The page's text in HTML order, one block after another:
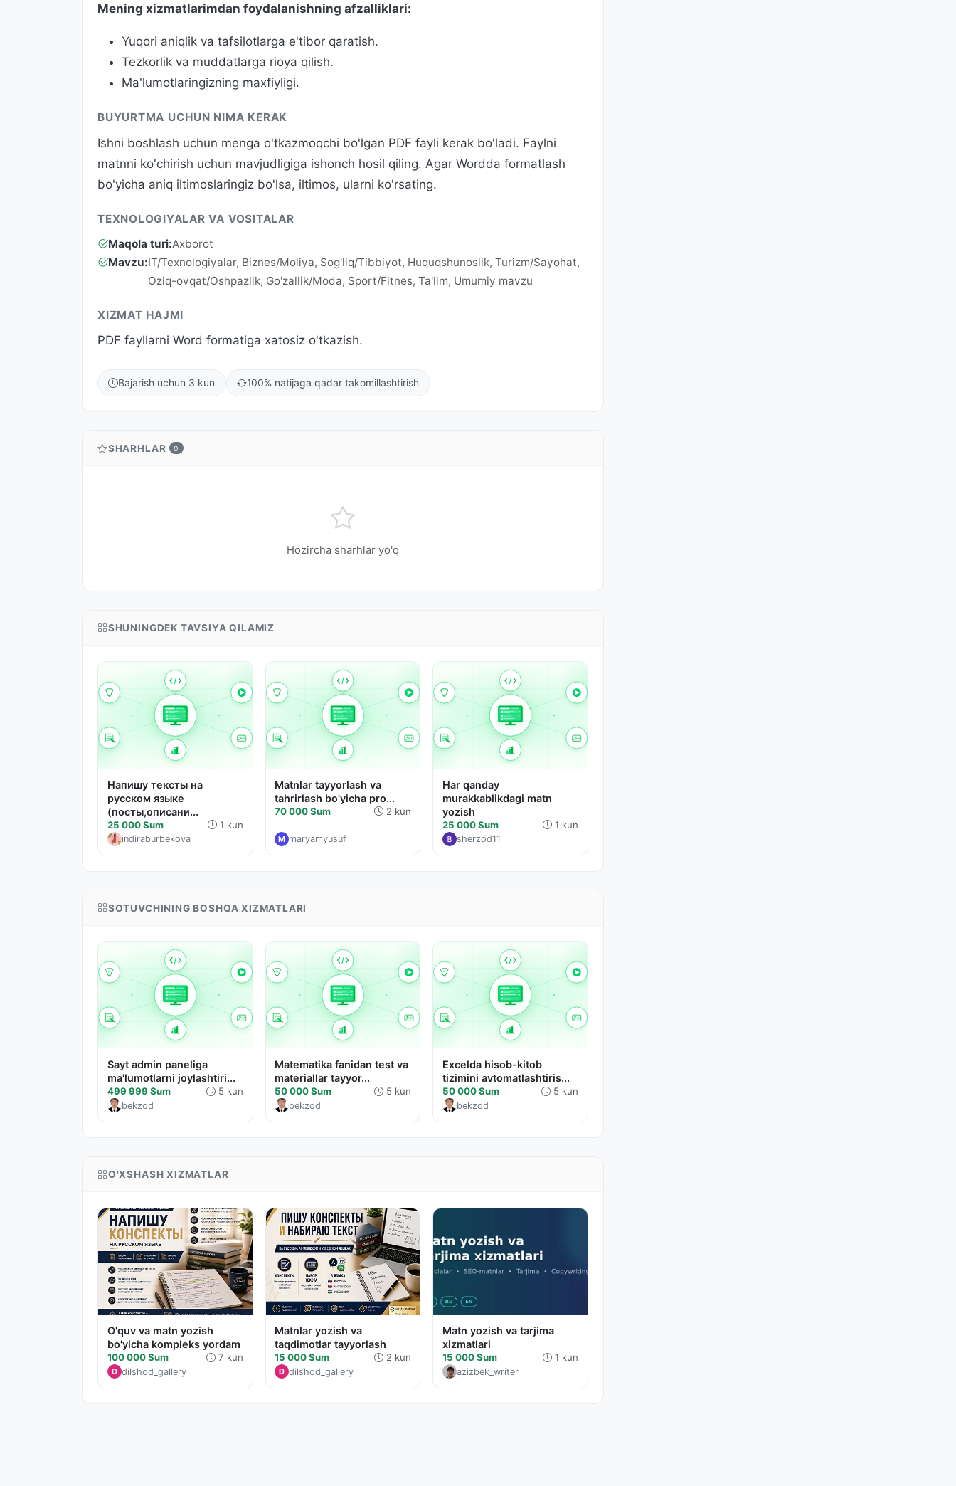
Mening xizmatlarimdan foydalanishning afzalliklari:
Yuqori aniqlik va tafsilotlarga e'tibor qaratish.
Tezkorlik va muddatlarga rioya qilish.
Ma'lumotlaringizning maxfiyligi.
BUYURTMA UCHUN NIMA KERAK
Ishni boshlash uchun menga o'tkazmoqchi bo'lgan PDF fayli kerak bo'ladi. Faylni
matnni ko'chirish uchun mavjudligiga ishonch hosil qiling. Agar Wordda formatlash
bo'yicha aniq iltimoslaringiz bo'lsa, iltimos, ularni ko'rsating.
TEXNOLOGIYALAR VA VOSITALAR
Maqola turi:Axborot
Mavzu:IT/Texnologiyalar, Biznes/Moliya, Sog'liq/Tibbiyot, Huquqshunoslik, Turizm/Sayohat,
Oziq-ovqat/Oshpazlik, Go'zallik/Moda, Sport/Fitnes, Ta'lim, Umumiy mavzu
XIZMAT HAJMI
PDF fayllarni Word formatiga xatosiz o'tkazish.
Bajarish uchun 3 kun 100% natijaga qadar takomillashtirish
SHARHLAR 0
Hozircha sharhlar yo'q
SHUNINGDEK TAVSIYA QILAMIZ
Напишу тексты на
русском языке
(посты,описани...
25 000 Sum 1 kun
indiraburbekova
Matnlar tayyorlash va
tahrirlash bo'yicha pro...
70 000 Sum 2 kun
M maryamyusuf
Har qanday
murakkablikdagi matn
yozish
25 000 Sum 1 kun
sherzod11
SOTUVCHINING BOSHQA XIZMATLARI
Sayt admin paneliga
ma'lumotlarni joylashtiri...
499 999 Sum 5 kun
bekzod
Matematika fanidan test va
materiallar tayyor...
50 000 Sum 5 kun
bekzod
Excelda hisob-kitob
tizimini avtomatlashtiris...
50 000 Sum 5 kun
bekzod
O'XSHASH XIZMATLAR
O'quv va matn yozish
bo'yicha kompleks yordam
100 000 Sum 7 kun
D dilshod_gallery
Matnlar yozish va
taqdimotlar tayyorlash
15 000 Sum 2 kun
D dilshod_gallery
Matn yozish va tarjima
xizmatlari
15 000 Sum 1 kun
azizbek_writer